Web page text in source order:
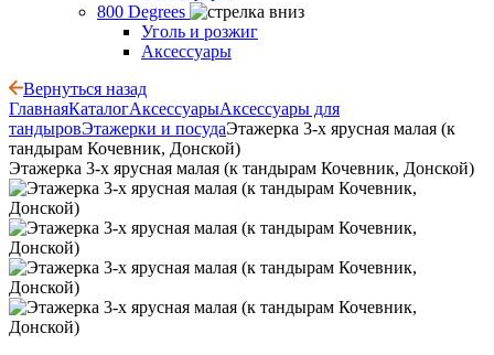
800 Degrees
Уголь и розжиг
Аксессуары
Вернуться назад
ГлавнаяКаталогАксессуарыАксессуары для
тандыровЭтажерки и посудаЭтажерка 3-х ярусная малая (к
тандырам Кочевник, Донской)
Этажерка 3-х ярусная малая (к тандырам Кочевник, Донской)